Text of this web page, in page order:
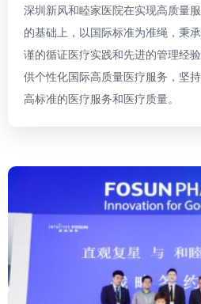
深圳新风和睦家医院在实现高质量
的基础上，以国际标准为准绳，秉
谨的循证医疗实践和先进的管理经
供个性化国际高质量医疗服务，坚
高标准的医疗服务和医疗质量。